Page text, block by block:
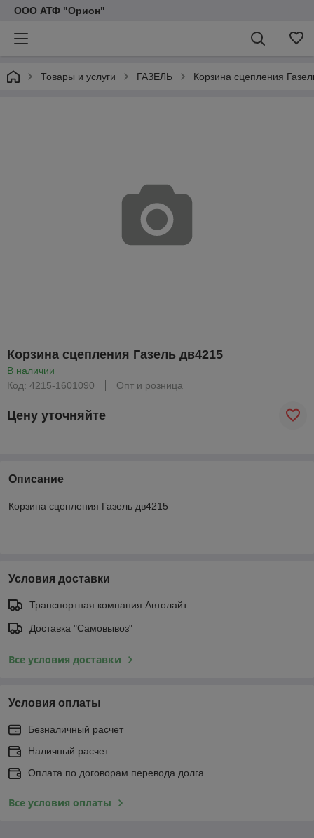
ООО АТФ "Орион"
Товары и услуги ГАЗЕЛЬ Корзина сцепления
Корзина сцепления Газель дв4215
В наличии
Код: 4215-1601090
Опт и розница
Цену уточняйте
Описание
Корзина сцепления Газель дв4215
Условия доставки
Транспортная компания Автолайт
Доставка "Самовывоз"
Все условия доставки
Условия оплаты
Безналичный расчет
Наличный расчет
Оплата по договорам перевода долга
Все условия оплаты